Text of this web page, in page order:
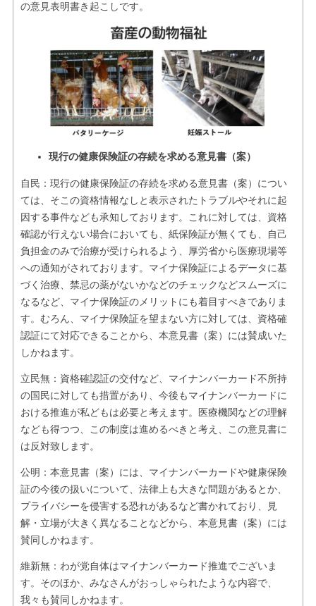
の意見表明書き起こしです。
現行の健康保険証の存続を求める意見書（案）
自民：現行の健康保険証の存続を求める意見書（案）につい
ては、そこの資格情報なしと表示されたトラブルやそれに起
因する事件なども承知しております。これに対しては、資格
確認が行えない場合においても、紙保険証が無くても、自己
負担金のみで治療が受けられるよう、厚労省から医療現場等
への通知がされております。マイナ保険証によるデータに基
づく治療、禁忌の薬がないかなどのチェックなどスムーズに
なるなど、マイナ保険証のメリットにも着目すべきでありま
す。むろん、マイナ保険証を望まない方に対しては、資格確
認証にて対応できることから、本意見書（案）には賛成いた
しかねます。
立民無：資格確認証の交付など、マイナンバーカード不所持
の国民に対しても措置があり、今後もマイナンバーカードに
おける推進が私どもは必要と考えます。医療機関などの理解
なども得つつ、この制度は進めるべきと考え、この意見書に
は反対致します。
公明：本意見書（案）には、マイナンバーカードや健康保険
証の今後の扱いについて、法律上も大きな問題があるとか、
プライバシーを侵害する恐れがあるなど書かれており、見
解・立場が大きく異なることなどから、本意見書（案）には
賛同しかねます。
維新無：わが党自体はマイナンバーカード推進でございま
す。そのほか、みなさんがおっしゃられたような内容で、
我々も賛同しかねます。